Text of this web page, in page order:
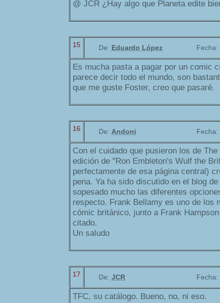
@ JCR ¿Hay algo que Planeta edite
15 De: Eduardo López Fecha:
Es mucha pasta a pagar por un comic
parece decir todo el mundo, son
que me guste Foster, creo que pasaré.
16 De: Andoni Fecha:
Con el cuidado que pusieron los de
edición de "Ron Embleton's Wulf the
perfectamente de esa página central)
pena. Ya ha sido discutido en el blog
sopesado mucho las diferentes
respecto. Frank Bellamy es uno de los
cómic británico, junto a Frank
citado.
Un saludo
17 De: JCR Fecha:
TFC, su catálogo. Bueno, no, ni eso.